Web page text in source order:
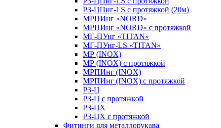
Р3-ЦПнг-LS с протяжкой (20м)
МРПИнг «NORD»
МРПИнг «NORD» с протяжкой
МГ-ПУнг «TITAN»
МГ-ПУнг-LS «TITAN»
МР (INOX)
МР (INOX) с протяжкой
МРПИнг (INOX)
МРПИнг (INOX) с протяжкой
Р3-Ц
Р3-Ц с протяжкой
Р3-ЦХ
Р3-ЦХ с протяжкой
Фитинги для металлорукава